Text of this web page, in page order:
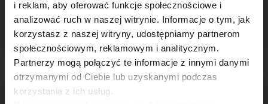
i reklam, aby oferować funkcje społecznościowe i
analizować ruch w naszej witrynie. Informacje o tym, jak
korzystasz z naszej witryny, udostępniamy partnerom
społecznościowym, reklamowym i analitycznym.
Partnerzy mogą połączyć te informacje z innymi danymi
otrzymanymi od Ciebie lub uzyskanymi podczas
korzystania z ich usług.
Tofumisu - wegańskie
tiramisu
Gorąca czekolada
z piankami
×